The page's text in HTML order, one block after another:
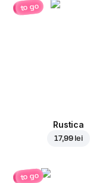
to go
Rustica
17,99 lei
to go